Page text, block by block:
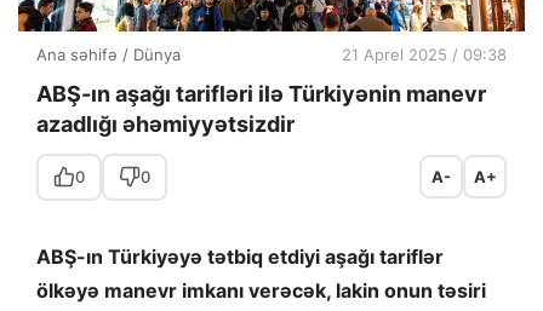
Ana səhifə / Dünya 21 Aprel 2025 / 09:38
ABŞ-ın aşağı tarifləri ilə Türkiyənin manevr
azadlığı əhəmiyyətsizdir
0 0 A- A+
ABŞ-ın Türkiyəyə tətbiq etdiyi aşağı tariflər
ölkəyə manevr imkanı verəcək, lakin onun təsiri